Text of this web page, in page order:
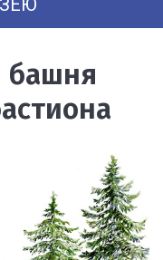
башня